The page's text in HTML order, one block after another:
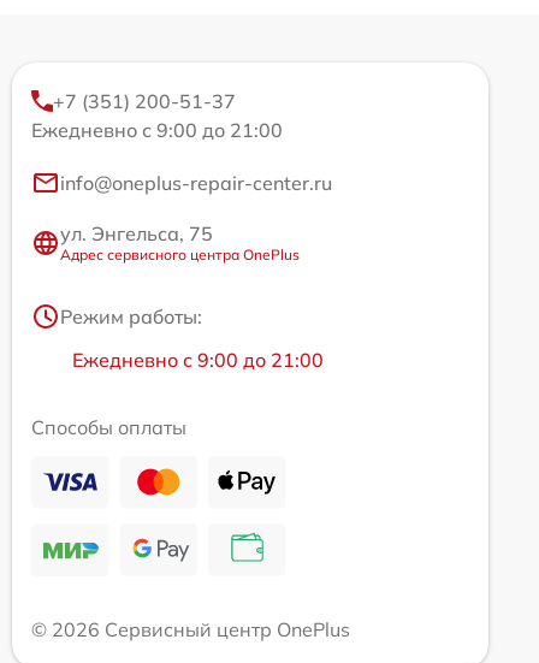
+7 (351) 200-51-37
Ежедневно с 9:00 до 21:00
info@oneplus-repair-center.ru
ул. Энгельса, 75
Адрес сервисного центра OnePlus
Режим работы:
Ежедневно с 9:00 до 21:00
Способы оплаты
© 2026 Сервисный центр OnePlus